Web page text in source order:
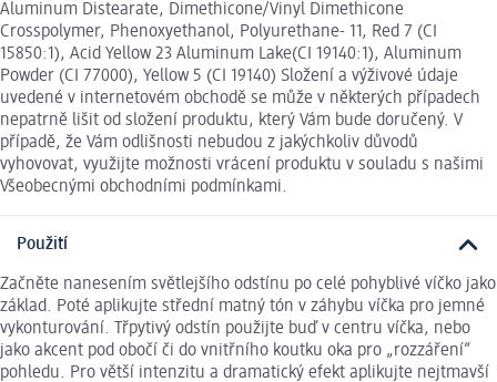
Aluminum Distearate, Dimethicone/Vinyl Dimethicone
Crosspolymer, Phenoxyethanol, Polyurethane- 11, Red 7 (CI
15850:1), Acid Yellow 23 Aluminum Lake(CI 19140:1), Aluminum
Powder (CI 77000), Yellow 5 (CI 19140) Složení a výživové údaje
uvedené v internetovém obchodě se může v některých případech
nepatrně lišit od složení produktu, který Vám bude doručený. V
případě, že Vám odlišnosti nebudou z jakýchkoliv důvodů
vyhovovat, využijte možnosti vrácení produktu v souladu s našimi
Všeobecnými obchodními podmínkami.
Použití
Začněte nanesením světlejšího odstínu po celé pohyblivé víčko jako
základ. Poté aplikujte střední matný tón v záhybu víčka pro jemné
vykonturování. Třpytivý odstín použijte buď v centru víčka, nebo
jako akcent pod obočí či do vnitřního koutku oka pro „rozzáření“
pohledu. Pro větší intenzitu a dramatický efekt aplikujte nejtmavší